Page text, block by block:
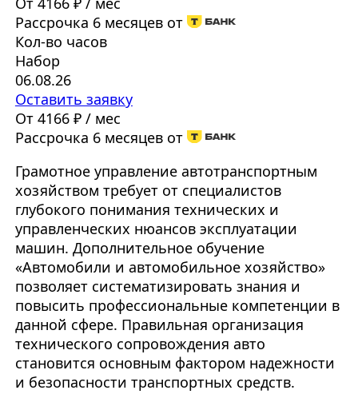
Рассрочка 6 месяцев от
Кол-во часов
Набор
06.08.26
Оставить заявку
От 4166 ₽ / мес
Рассрочка 6 месяцев от
Грамотное управление автотранспортным
хозяйством требует от специалистов
глубокого понимания технических и
управленческих нюансов эксплуатации
машин. Дополнительное обучение
«Автомобили и автомобильное хозяйство»
позволяет систематизировать знания и
повысить профессиональные компетенции в
данной сфере. Правильная организация
технического сопровождения авто
становится основным фактором надежности
и безопасности транспортных средств.